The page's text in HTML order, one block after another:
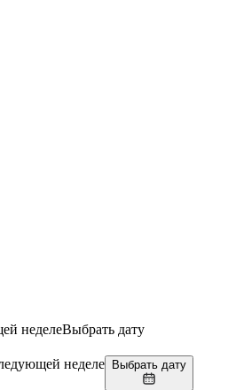
неделеВыбрать дату
неделе Выбрать дату